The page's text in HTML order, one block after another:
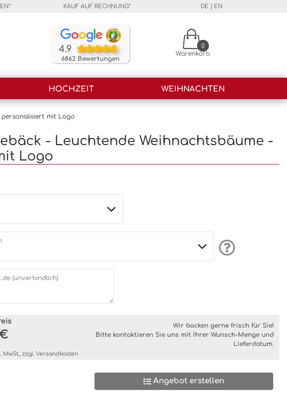
KAUF AUF RECHNUNG* DE | EN
Unsere Kunden bewerten unsere Produkte und
4.9
6862 Bewertungen
Warenkorb
0
HOCHZEIT WEIHNACHTEN
personalisiert mit Logo
- Leuchtende Weihnachtsbäume -
Logo
(unverbindlich)
MwSt., zzgl. Versandkosten
Wir backen gerne frisch für Sie!
Bitte kontaktieren Sie uns mit Ihrer Wunsch-Menge und
Lieferdatum.
Angebot erstellen